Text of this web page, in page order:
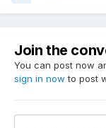
Join the
You can post now
sign in now to post